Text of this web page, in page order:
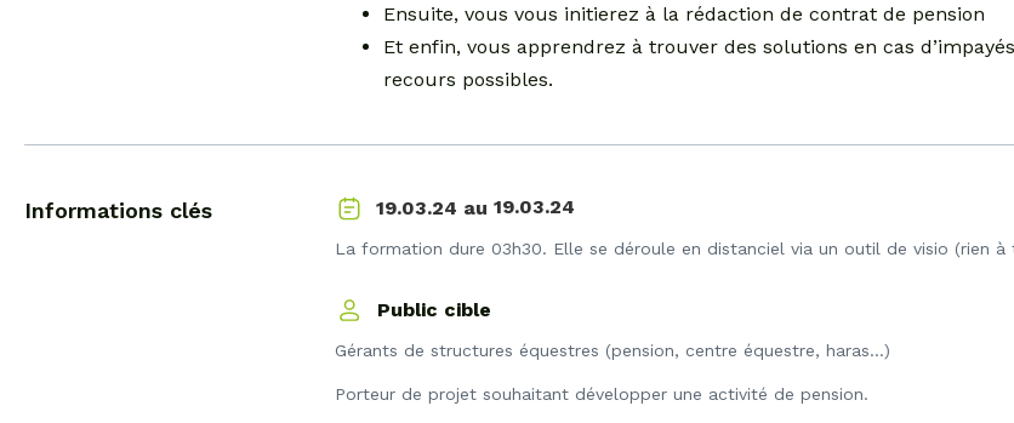
Ensuite, vous vous initierez à la rédaction de contrat de pension
Et enfin, vous apprendrez à trouver des solutions en cas
recours possibles.
Informations clés 19.03.24 au 19.03.24
La formation dure 03h30. Elle se déroule en distanciel via un outil de visio (rien à
Public cible
Gérants de structures équestres (pension, centre équestre, haras…)
Porteur de projet souhaitant développer une activité de pension.